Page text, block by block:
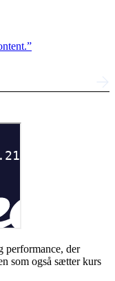
performance, der
som også sætter kurs